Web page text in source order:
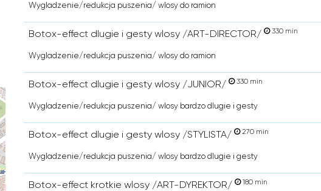
Wygladzenie/redukcja puszenia/ wlosy do ramion
Botox-effect dlugie i gesty wlosy /ART-DIRECTOR/ 330 min
Wygladzenie/redukcja puszenia/ wlosy do ramion
Botox-effect dlugie i gesty wlosy /JUNIOR/ 330 min
Wygladzenie/redukcja puszenia/ wlosy bardzo dlugie i gesty
Botox-effect dlugie i gesty wlosy /STYLISTA/ 270 min
Wygladzenie/redukcja puszenia/ wlosy bardzo dlugie i gesty
Botox-effect krotkie wlosy /ART-DYREKTOR/ 180 min